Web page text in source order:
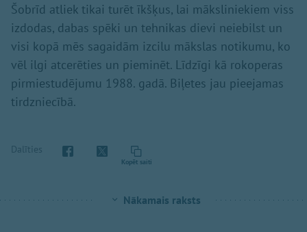
Šobrīd atliek tikai turēt īkšķus, lai māksliniekiem viss
izdodas, dabas spēki un tehnikas dievi neiebilst un
visi kopā mēs sagaidām izcilu mākslas notikumu, ko
vēl ilgi atcerēties un pieminēt. Līdzīgi kā rokoperas
pirmiestudējumu 1988. gadā. Biļetes jau pieejamas
tirdzniecībā.
Dalīties
Kopēt saiti
Nākamais raksts